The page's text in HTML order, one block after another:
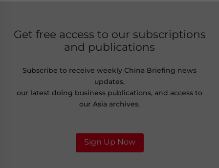
Get free access to our subscriptions
and publications
Subscribe to receive weekly China Briefing news
updates,
our latest doing business publications, and access to
our Asia archives.
Sign Up Now